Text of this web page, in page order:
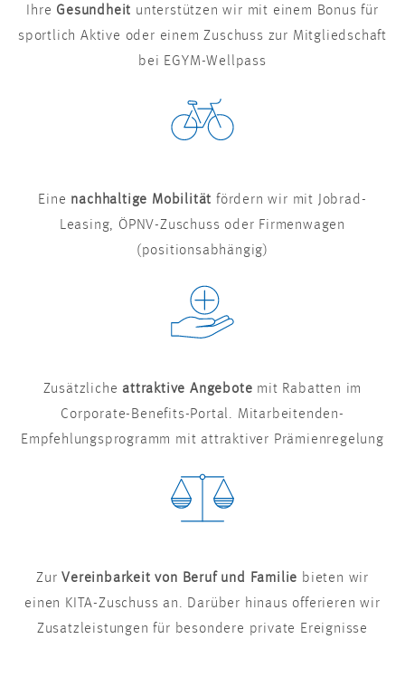
Ihre Gesundheit unterstützen wir mit einem Bonus für
sportlich Aktive oder einem Zuschuss zur Mitgliedschaft
bei EGYM-Wellpass
Eine nachhaltige Mobilität fördern wir mit Jobrad-
Leasing, ÖPNV-Zuschuss oder Firmenwagen
(positionsabhängig)
Zusätzliche attraktive Angebote mit Rabatten im
Corporate-Benefits-Portal. Mitarbeitenden-
Empfehlungsprogramm mit attraktiver Prämienregelung
ZurVereinbarkeit von Beruf und Familie bieten wir
einen KITA-Zuschuss an. Darüber hinaus offerieren wir
Zusatzleistungen für besondere private Ereignisse